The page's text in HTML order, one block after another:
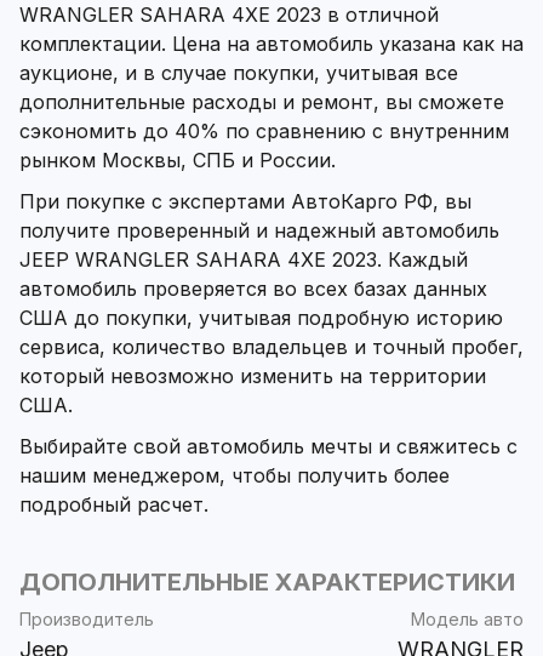
WRANGLER SAHARA 4XE 2023 в отличной
комплектации. Цена на автомобиль указана как на
аукционе, и в случае покупки, учитывая все
дополнительные расходы и ремонт, вы сможете
сэкономить до 40% по сравнению с внутренним
рынком Москвы, СПБ и России.
При покупке с экспертами АвтоКарго РФ, вы
получите проверенный и надежный автомобиль
JEEP WRANGLER SAHARA 4XE 2023. Каждый
автомобиль проверяется во всех базах данных
США до покупки, учитывая подробную историю
сервиса, количество владельцев и точный пробег,
который невозможно изменить на территории
США.
Выбирайте свой автомобиль мечты и свяжитесь с
нашим менеджером, чтобы получить более
подробный расчет.
ДОПОЛНИТЕЛЬНЫЕ ХАРАКТЕРИСТИКИ
Производитель
Jeep
Модель авто
WRANGLER